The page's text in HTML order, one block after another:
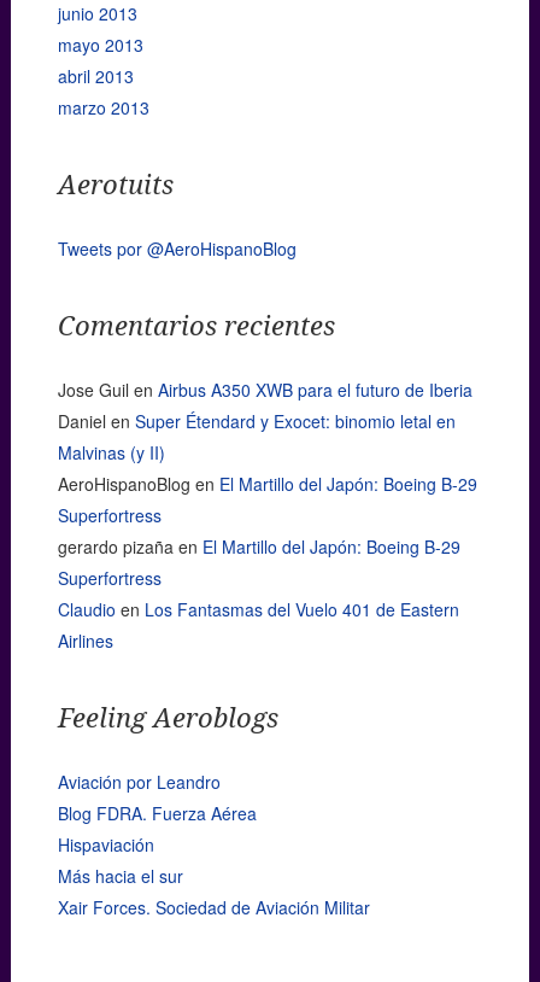
junio 2013
mayo 2013
abril 2013
marzo 2013
Aerotuits
Tweets por @AeroHispanoBlog
Comentarios recientes
Jose Guil en Airbus A350 XWB para el futuro de Iberia
Daniel en Super Étendard y Exocet: binomio letal en
Malvinas (y II)
AeroHispanoBlog en El Martillo del Japón: Boeing B-29
Superfortress
gerardo pizañaen El Martillo del Japón: Boeing B-29
Superfortress
Claudio en Los Fantasmas del Vuelo 401 de Eastern
Airlines
Feeling Aeroblogs
Aviación por Leandro
Blog FDRA. Fuerza Aérea
Hispaviación
Más hacia el sur
Xair Forces. Sociedad de Aviación Militar